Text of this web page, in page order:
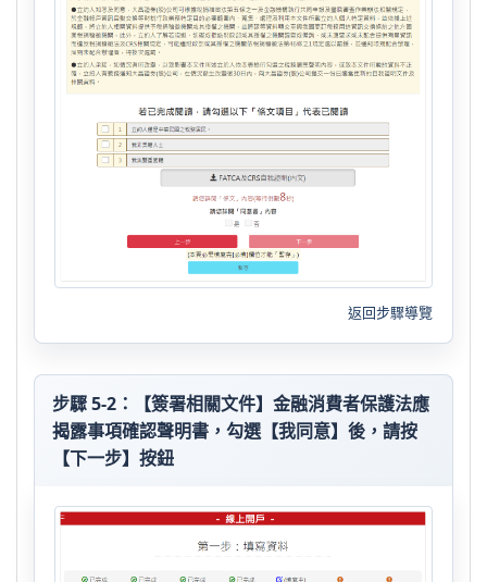
返回步驟導覽
步驟 5-2：【簽署相關文件】金融消費者保護法應
揭露事項確認聲明書，勾選【我同意】後，請按
【下一步】按鈕